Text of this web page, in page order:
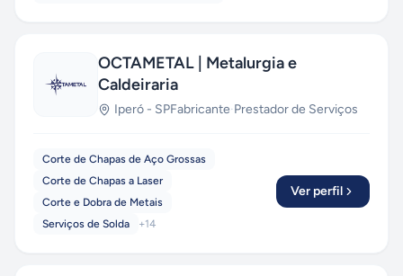
OCTAMETAL | Metalurgia e
Caldeiraria
Iperó - SPFabricante·Prestador de Serviços
Corte de Chapas de Aço Grossas
Corte de Chapas a Laser
Corte e Dobra de Metais
Serviços de Solda
+14
Ver perfil